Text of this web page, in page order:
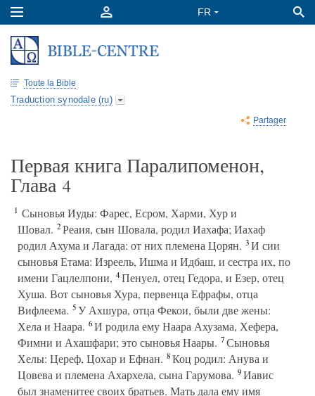
Toute la Bible
Traduction synodale (ru)
Partager
Первая книга Паралипоменон,
Глава 4
1 Сыновья Иуды: Фарес, Есром, Харми, Хур и
Шовал. 2Реаия, сын Шовала, родил Иахафа; Иахаф
родил Ахума и Лагада: от них племена Цорян. 3И сии
сыновья Етама: Изреель, Ишма и Идбаш, и сестра их, по
имени Гацлелпони, 4Пенуел, отец Гедора, и Езер, отец
Хуша. Вот сыновья Хура, первенца Ефрафы, отца
Вифлеема. 5У Ахшура, отца Фекои, были две жены:
Хела и Наара. 6И родила ему Наара Ахузама, Хефера,
Фимни и Ахашфари; это сыновья Наары. 7Сыновья
Хелы: Цереф, Цохар и Ефнан. 8Коц родил: Анува и
Цовева и племена Ахархела, сына Гарумова. 9Иавис
был знаменитее своих братьев. Мать дала ему имя